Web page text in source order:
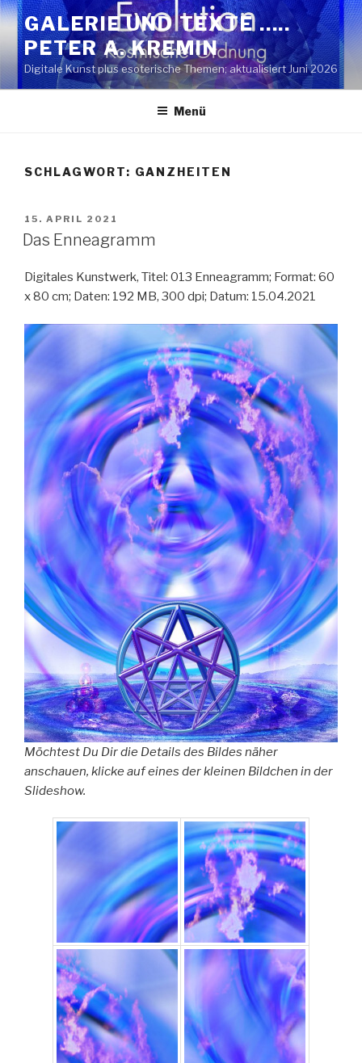
Zum
Inhalt
springen
GALERIE UND TEXTE …..
PETER A. KREMIN
Digitale Kunst plus esoterische Themen; aktualisiert Juni 2026
Menü
SCHLAGWORT: GANZHEITEN
VERÖFFENTLICHT
AM
15. APRIL 2021
Das Enneagramm
Digitales Kunstwerk, Titel: 013 Enneagramm; Format: 60
x 80 cm; Daten: 192 MB, 300 dpi; Datum: 15.04.2021
Möchtest Du Dir die Details des Bildes näher
anschauen, klicke auf eines der kleinen Bildchen in der
Slideshow.